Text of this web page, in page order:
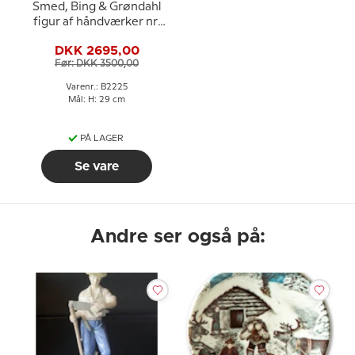
Smed, Bing & Grøndahl
figur af håndværker nr.
DKK 2695,00
Før: DKK 3500,00
Varenr.: B2225
Mål: H: 29 cm
PÅ LAGER
Se vare
Andre ser også på: